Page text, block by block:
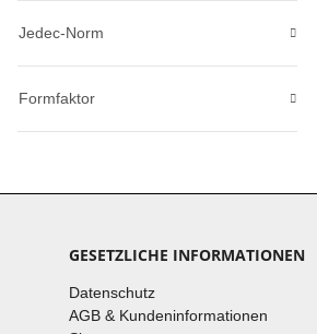
Jedec-Norm
Formfaktor
GESETZLICHE INFORMATIONEN
Datenschutz
AGB & Kundeninformationen